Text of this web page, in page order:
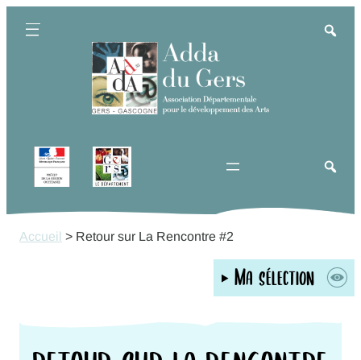
Accueil > Retour sur La Rencontre #2
Ma sélection